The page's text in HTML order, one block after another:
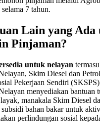
7 tahun.
Lain yang Ada
Pinjaman?
untuk nelayan
Skim Diesel dan
Pekerjaan Sendiri
menyediakan bantuan
manakala Skim Diesel
bahan bakar untuk
perlindungan sosial